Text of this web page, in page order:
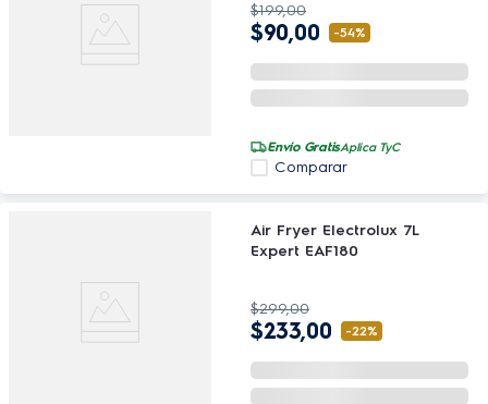
$199,00
$90,00 -54%
Envío GratisAplica TyC
Comparar
Air Fryer Electrolux 7L
Expert EAF180
$299,00
$233,00 -22%